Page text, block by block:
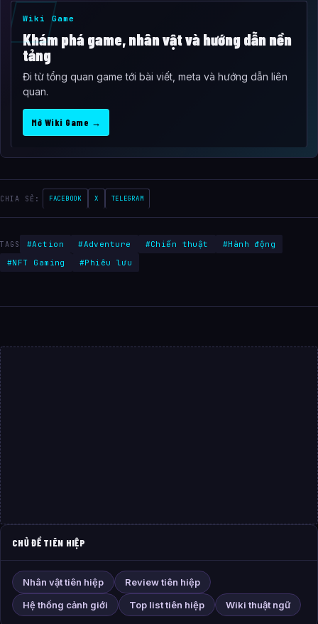
Wiki Game
Khám phá game, nhân vật và hướng dẫn nền
tảng
Đi từ tổng quan game tới bài viết, meta và hướng dẫn liên
quan.
Mở Wiki Game →
CHIA SẺ: FACEBOOK X TELEGRAM
TAGS #Action #Adventure #Chiến thuật
#Hành động
#NFT Gaming
#Phiêu lưu
CHỦ ĐỀ TIÊN HIỆP
Nhân vật tiên hiệp
Review tiên hiệp
Hệ thống cảnh giới
Top list tiên hiệp Wiki thuật ngữ